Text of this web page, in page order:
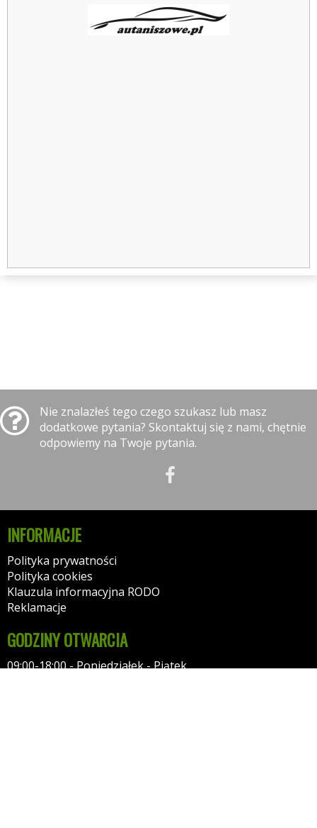
Nie znalazłeś tego czego szukasz lub masz
dodatkowe pytania? Skontaktuj się z nami, chętnie
odpowiemy na Twoje pytania.
INFORMACJE
Polityka prywatności
Polityka cookies
Klauzula informacyjna RODO
Reklamacje
GODZINY OTWARCIA
09:00-18:00 - Poniedziałek - Piątek